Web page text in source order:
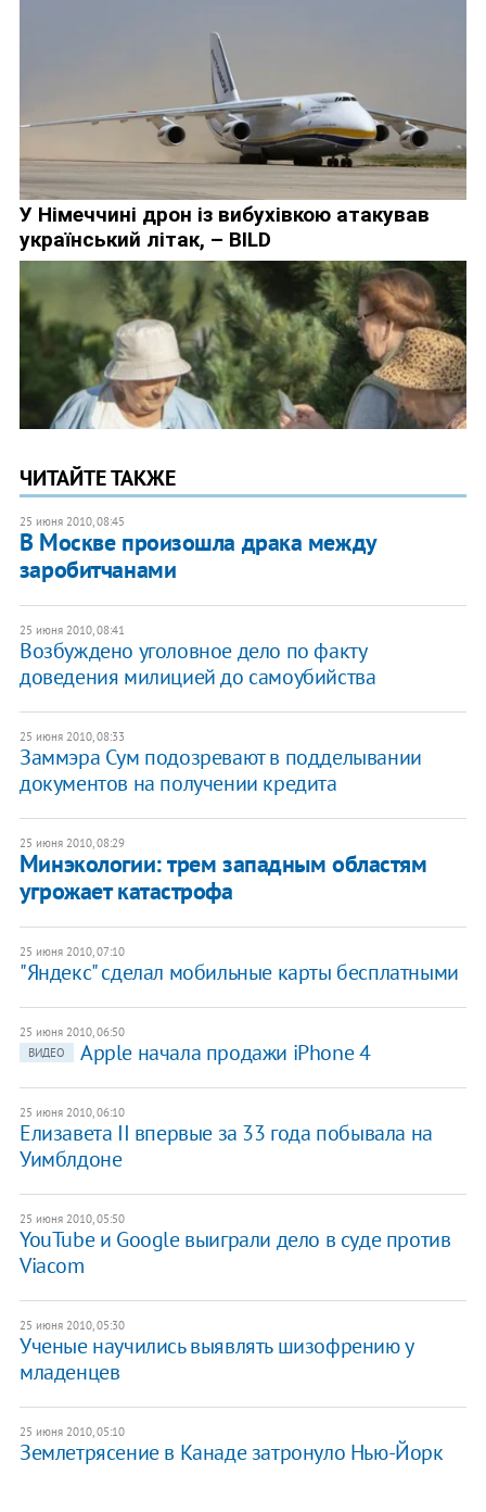
ЧИТАЙТЕ ТАКЖЕ
25 июня 2010, 08:45
В Москве произошла драка между
заробитчанами
25 июня 2010, 08:41
Возбуждено уголовное дело по факту
доведения милицией до самоубийства
25 июня 2010, 08:33
Заммэра Сум подозревают в подделывании
документов на получении кредита
25 июня 2010, 08:29
Минэкологии: трем западным областям
угрожает катастрофа
25 июня 2010, 07:10
"Яндекс" сделал мобильные карты бесплатными
25 июня 2010, 06:50
ВИДЕО
Apple начала продажи iPhone 4
25 июня 2010, 06:10
Елизавета II впервые за 33 года побывала на
Уимблдоне
25 июня 2010, 05:50
YouTube и Google выиграли дело в суде против
Viacom
25 июня 2010, 05:30
Ученые научились выявлять шизофрению у
младенцев
25 июня 2010, 05:10
Землетрясение в Канаде затронуло Нью-Йорк